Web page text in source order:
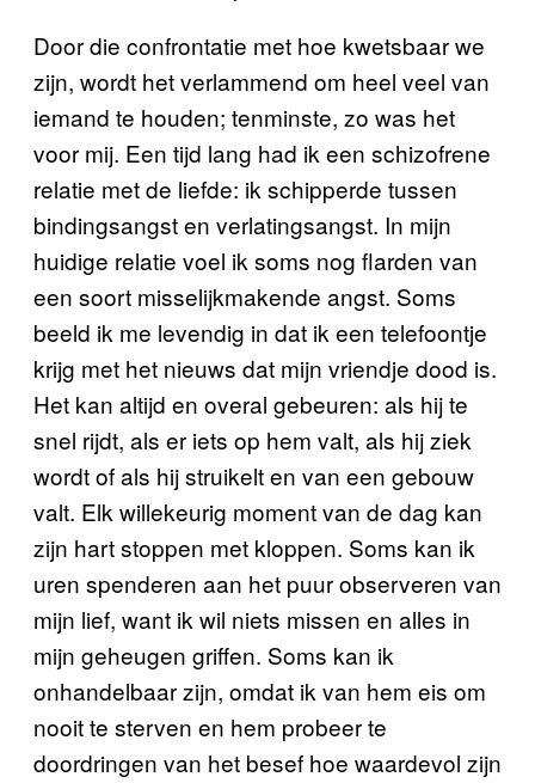
Door die confrontatie met hoe kwetsbaar we
zijn, wordt het verlammend om heel veel van
iemand te houden; tenminste, zo was het
voor mij. Een tijd lang had ik een schizofrene
relatie met de liefde: ik schipperde tussen
bindingsangst en verlatingsangst. In mijn
huidige relatie voel ik soms nog flarden van
een soort misselijkmakende angst. Soms
beeld ik me levendig in dat ik een telefoontje
krijg met het nieuws dat mijn vriendje dood is.
Het kan altijd en overal gebeuren: als hij te
snel rijdt, als er iets op hem valt, als hij ziek
wordt of als hij struikelt en van een gebouw
valt. Elk willekeurig moment van de dag kan
zijn hart stoppen met kloppen. Soms kan ik
uren spenderen aan het puur observeren van
mijn lief, want ik wil niets missen en alles in
mijn geheugen griffen. Soms kan ik
onhandelbaar zijn, omdat ik van hem eis om
nooit te sterven en hem probeer te
doordringen van het besef hoe waardevol zijn